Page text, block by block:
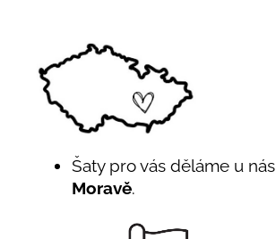
Šaty pro vás děláme u nás
Moravě.